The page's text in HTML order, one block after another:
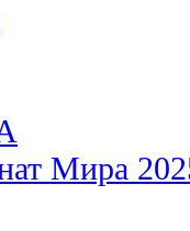
Мира